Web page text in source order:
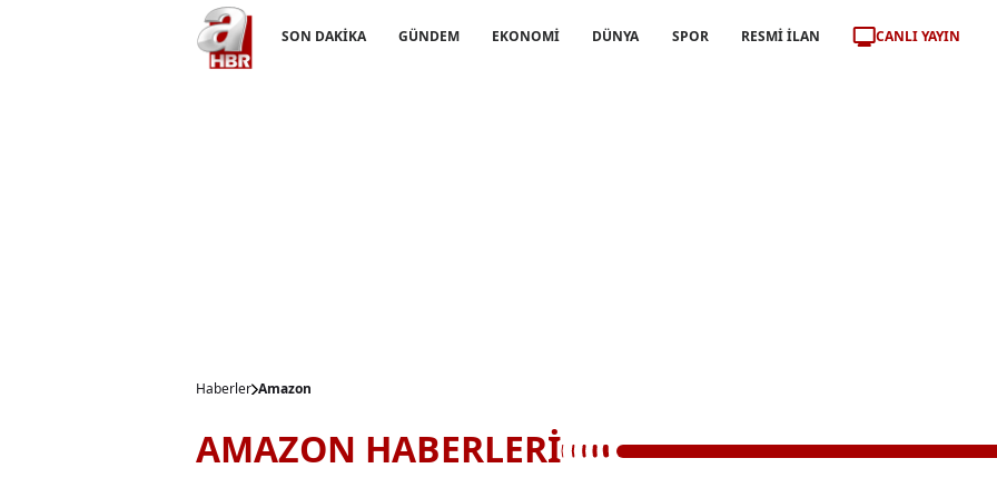
SON DAKİKA GÜNDEM EKONOMİ DÜNYA SPOR RESMİ İLAN CANLI YAYIN
Haberler Amazon
AMAZON HABERLERİ